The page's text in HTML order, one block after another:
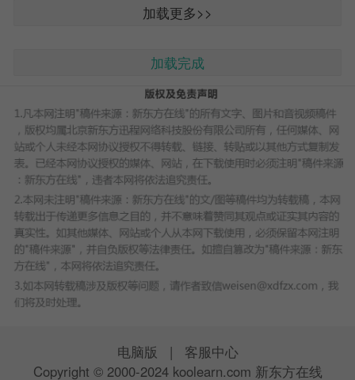
加载更多>>
加载完成
电脑版 |
客服中心
Copyright © 2000-2024 koolearn.com 新东方在线